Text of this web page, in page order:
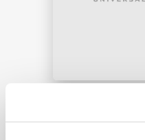
Tracklist: